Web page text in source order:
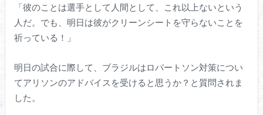
「彼のことは選手として人間として、これ以上ないという
人だ。でも、明日は彼がクリーンシートを守らないことを
祈っている！」
明日の試合に際して、ブラジルはロバートソン対策につい
てアリソンのアドバイスを受けると思うか？と質問されま
した。